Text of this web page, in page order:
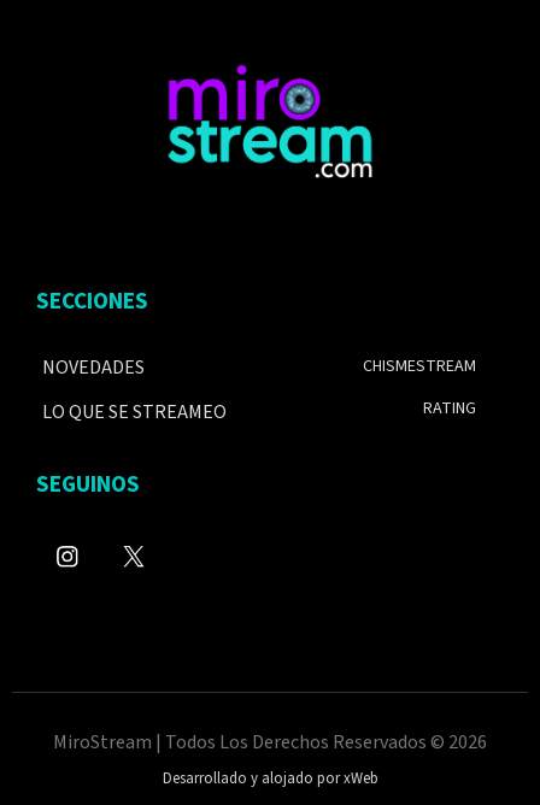
SECCIONES
NOVEDADES
LO QUE SE STREAMEO
CHISMESTREAM
RATING
SEGUINOS
MiroStream | Todos Los Derechos Reservados © 2026
Desarrollado y alojado por xWeb